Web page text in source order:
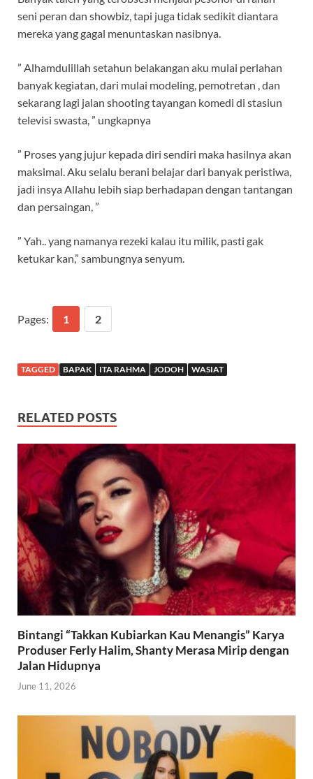
seni peran dan showbiz, tapi juga tidak sedikit diantara
mereka yang gagal menuntaskan nasibnya.
” Alhamdulillah setahun belakangan aku mulai perlahan
banyak kegiatan, dari mulai modeling, pemotretan , dan
sekarang lagi jalan shooting tayangan komedi di stasiun
televisi swasta, ” ungkapnya
” Proses yang jujur kepada diri sendiri maka hasilnya akan
maksimal. Aku selalu berani belajar dari banyak peristiwa,
jadi insya Allahu lebih siap berhadapan dengan tantangan
dan persaingan, ”
” Yah.. yang namanya rezeki kalau itu milik, pasti gak
ketukar kan,” sambungnya senyum.
Pages: 1 2
TAGGED BAPAK ITA RAHMA JODOH WASIAT
RELATED POSTS
Bintangi “Takkan Kubiarkan Kau Menangis” Karya
Produser Ferly Halim, Shanty Merasa Mirip dengan
Jalan Hidupnya
June 11, 2026